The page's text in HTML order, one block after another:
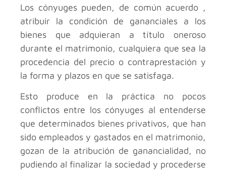
Los cónyuges pueden, de común acuerdo ,
atribuir la condición de gananciales a los
bienes que adquieran a título oneroso
durante el matrimonio, cualquiera que sea la
procedencia del precio o contraprestación y
la forma y plazos en que se satisfaga.
Esto produce en la práctica no pocos
conflictos entre los cónyuges al entenderse
que determinados bienes privativos, que han
sido empleados y gastados en el matrimonio,
gozan de la atribución de ganancialidad, no
pudiendo al finalizar la sociedad y procederse